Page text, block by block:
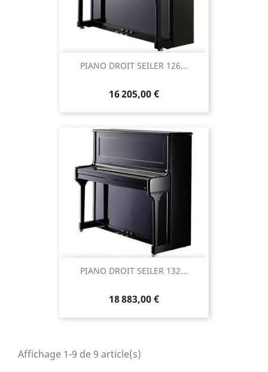
PIANO DROIT SEILER 126...
16 205,00 €
PIANO DROIT SEILER 132...
18 883,00 €
Affichage 1-9 de 9 article(s)